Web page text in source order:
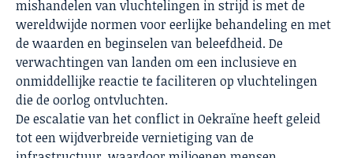
mishandelen van vluchtelingen in strijd is met de
wereldwijde normen voor eerlijke behandeling en met
de waarden en beginselen van beleefdheid. De
verwachtingen van landen om een inclusieve en
onmiddellijke reactie te faciliteren op vluchtelingen
die de oorlog ontvluchten.
De escalatie van het conflict in Oekraïne heeft geleid
tot een wijdverbreide vernietiging van de